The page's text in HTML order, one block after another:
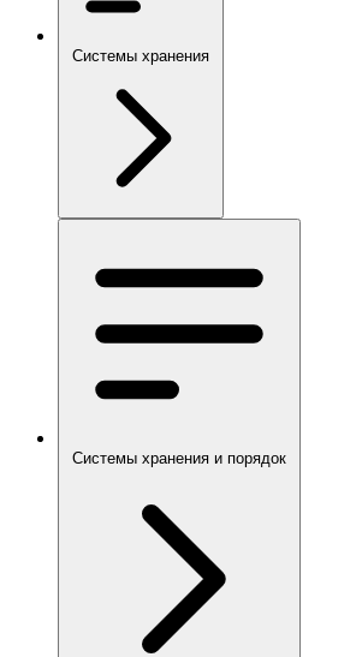
Системы хранения
Системы хранения и порядок